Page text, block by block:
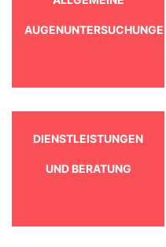
AUGENUNTERSUCHUNGEN
DIENSTLEISTUNGEN
UND BERATUNG